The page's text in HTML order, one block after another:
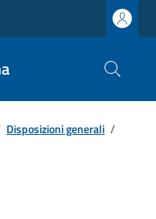
Disposizioni generali /